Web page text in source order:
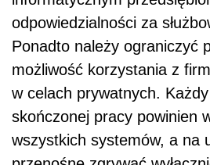
odpowiedzialności za
Ponadto należy ograniczyć
możliwość korzystania z
w celach prywatnych. Każdy
skończonej pracy powinien
wszystkich systemów, a na